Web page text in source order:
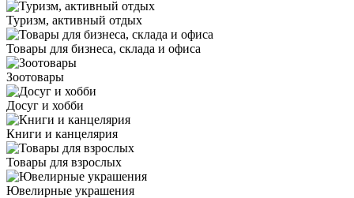
Туризм, активный отдых
Товары для бизнеса, склада и офиса
Зоотовары
Досуг и хобби
Книги и канцелярия
Товары для взрослых
Ювелирные украшения